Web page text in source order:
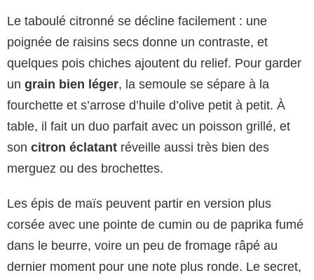
Le taboulé citronné se décline facilement : une
poignée de raisins secs donne un contraste, et
quelques pois chiches ajoutent du relief. Pour garder
un grain bien léger, la semoule se sépare à la
fourchette et s’arrose d’huile d’olive petit à petit. À
table, il fait un duo parfait avec un poisson grillé, et
son citron éclatant réveille aussi très bien des
merguez ou des brochettes.
Les épis de maïs peuvent partir en version plus
corsée avec une pointe de cumin ou de paprika fumé
dans le beurre, voire un peu de fromage râpé au
dernier moment pour une note plus ronde. Le secret,